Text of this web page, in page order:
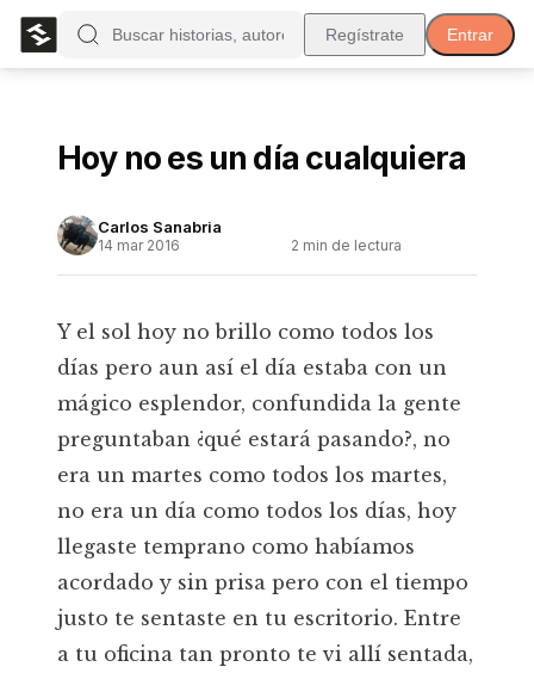
Regístrate Entrar
Hoy no es un día cualquiera
Carlos Sanabria
14 mar 2016 2 min de lectura
Y el sol hoy no brillo como todos los
días pero aun así el día estaba con un
mágico esplendor, confundida la gente
preguntaban ¿qué estará pasando?, no
era un martes como todos los martes,
no era un día como todos los días, hoy
llegaste temprano como habíamos
acordado y sin prisa pero con el tiempo
justo te sentaste en tu escritorio. Entre
a tu oficina tan pronto te vi allí sentada,